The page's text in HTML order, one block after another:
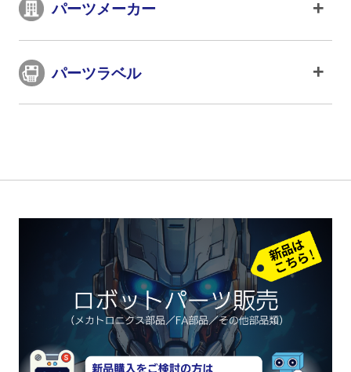
パーツメーカー
パーツラベル